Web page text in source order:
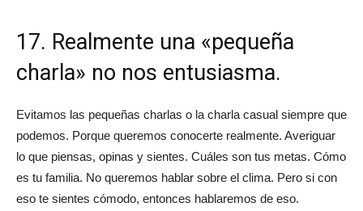
17. Realmente una «pequeña
charla» no nos entusiasma.
Evitamos las pequeñas charlas o la charla casual siempre que
podemos. Porque queremos conocerte realmente. Averiguar
lo que piensas, opinas y sientes. Cuáles son tus metas. Cómo
es tu familia. No queremos hablar sobre el clima. Pero si con
eso te sientes cómodo, entonces hablaremos de eso.